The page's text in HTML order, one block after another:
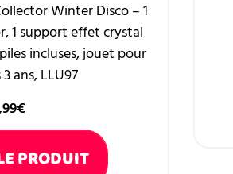
Winter Disco – 1
1 support effet crystal
incluses, jouet pour
ans, LLU97
€
PRODUIT